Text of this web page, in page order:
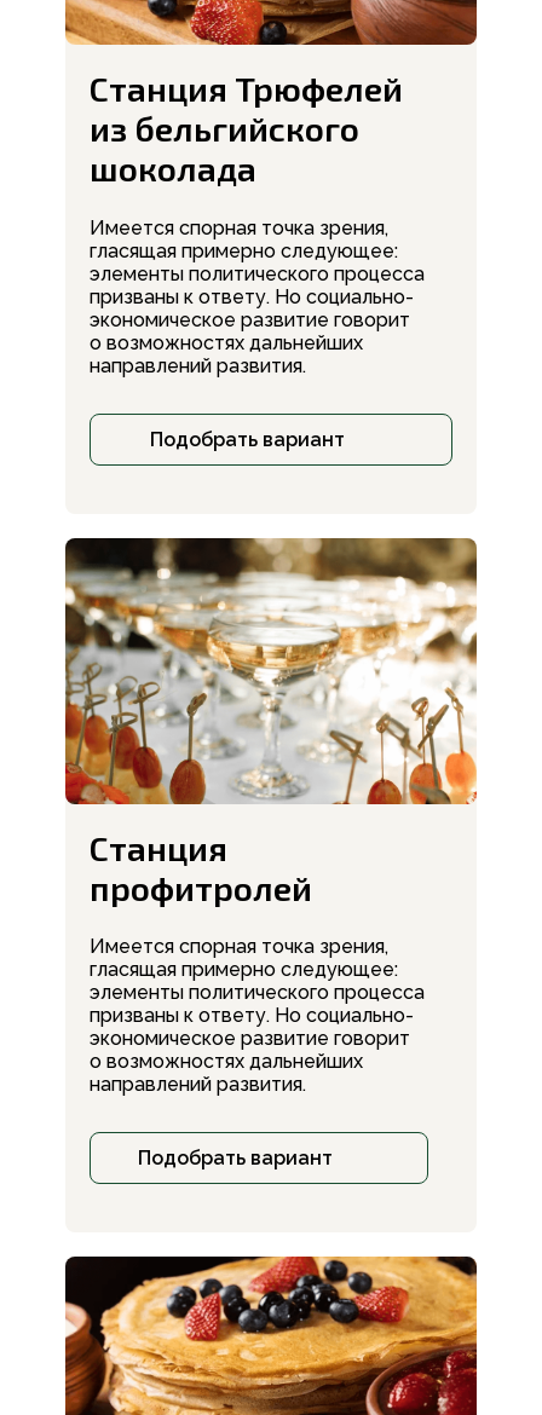
Имеется спорная точка зрения,
гласящая примерно следующее:
элементы политического процесса
призваны к ответу. Но социально-
экономическое развитие говорит
о возможностях дальнейших
направлений развития.
Станция
профитролей
Подобрать вариант
Имеется спорная точка зрения,
гласящая примерно следующее:
элементы политического процесса
призваны к ответу. Но социально-
экономическое развитие говорит
о возможностях дальнейших
направлений развития.
Станция Трюфелей
из бельгийского
шоколада
Подобрать вариант